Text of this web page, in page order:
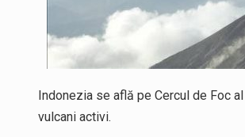
Indonezia se află pe Cercul de Foc
vulcani activi.